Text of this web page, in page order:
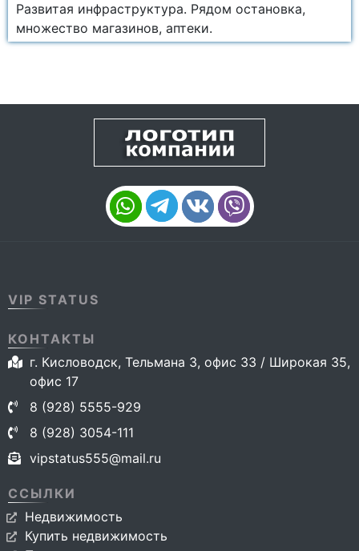
Развитая инфраструктура. Рядом остановка,
множество магазинов, аптеки.
VIP STATUS
КОНТАКТЫ
г. Кисловодск, Тельмана 3, офис 33 / Широкая 35,
офис 17
8 (928) 5555-929
8 (928) 3054-111
vipstatus555@mail.ru
ССЫЛКИ
Недвижимость
Купить недвижимость